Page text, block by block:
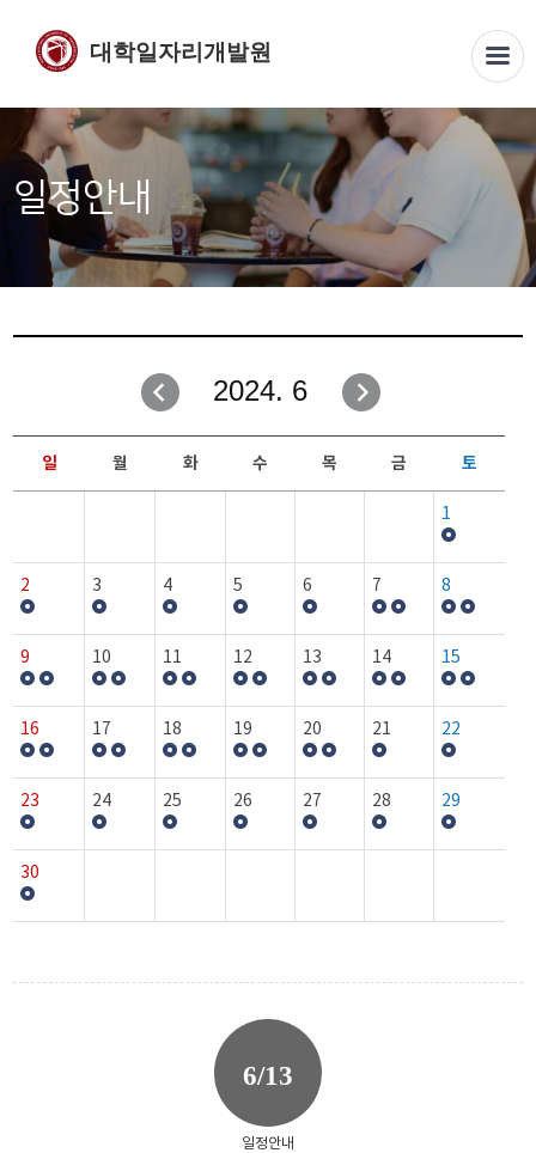
대학일자리개발원
일정안내
2024. 6
일 월 화 수 목 금 토
1
2 3 4 5 6 7 8
9 10 11 12 13 14 15
16 17 18 19 20 21 22
23 24 25 26 27 28 29
30
6/13
일정안내